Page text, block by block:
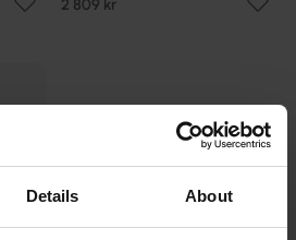
Details About
2 809 kr